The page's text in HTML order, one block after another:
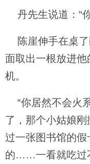
丹先生说道：“
陈崖伸手在桌了
面取出一根放进
机。
“你居然不会火
了，那个小姑娘
过一张图书馆的
的……一看就吃过